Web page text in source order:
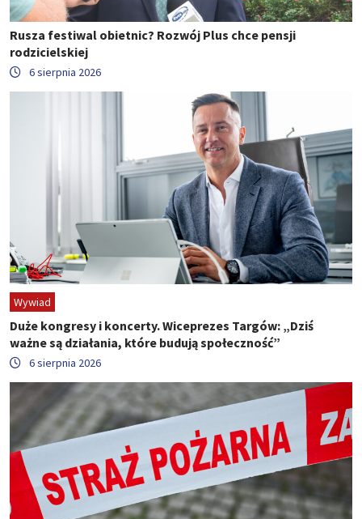
Rusza festiwal obietnic? Rozwój Plus chce pensji
rodzicielskiej
6 sierpnia 2026
Wywiad
Duże kongresy i koncerty. Wiceprezes Targów: „Dziś
ważne są działania, które budują społeczność”
6 sierpnia 2026